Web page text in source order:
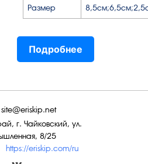
Размер
Подробнее
https://eriskip.com/ru
г. Чайковский, ул.
8/25
site@eriskip.net